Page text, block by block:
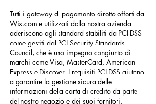
Tutti i gateway di pagamento diretto offerti da
Wix.com e utilizzati dalla nostra azienda
aderiscono agli standard stabiliti da PCI-DSS
come gestiti dal PCI Security Standards
Council, che è uno impegno congiunto di
marchi come Visa, MasterCard, American
Express e Discover. I requisiti PCI-DSS aiutano
a garantire la gestione sicura delle
informazioni della carta di credito da parte
del nostro negozio e dei suoi fornitori.